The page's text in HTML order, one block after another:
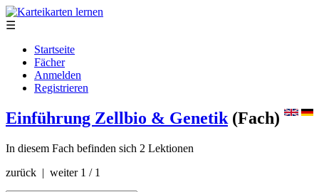
☰
Startseite
Fächer
Anmelden
Registrieren
Einführung Zellbio & Genetik (Fach)
In diesem Fach befinden sich 2 Lektionen
zurück | weiter 1 / 1